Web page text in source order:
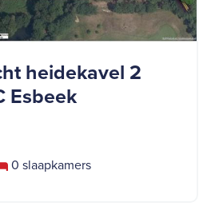
heidekavel 2
Esbeek
0 slaapkamers